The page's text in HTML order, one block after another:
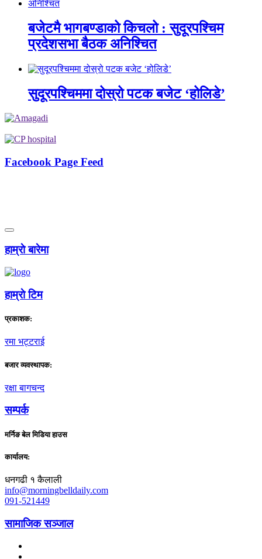
बजेटमै भागबण्डाको किचलो : सुदूरपश्चिम
प्रदेशसभा बैठक अनिश्चित
सुदूरपश्चिममा दोस्रो पटक बजेट ‘होलिडे’
Facebook Page Feed
हाम्राे बारेमा
हाम्राे टिम
प्रकाशक:
रमा भट्टराई
बजार व्यवस्थापक:
रक्षा बागचन्द
सम्पर्क
मर्निङ बेल मिडिया हाउस
कार्यालय:
धनगढी १ कैलाली
info@morningbelldaily.com
091-521449
सामाजिक सञ्जाल